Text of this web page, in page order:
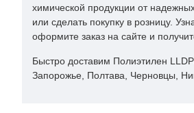
химической продукции от
или сделать покупку в розницу.
оформите заказ на сайте и
Быстро доставим Полиэтилен
Запорожье, Полтава, Черновцы,